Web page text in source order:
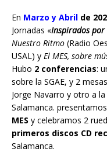
En Marzo y Abril de
Jornadas «Inspirados por
Nuestro Ritmo (Radio
USAL) y El MES, sobre
Hubo 2 conferencias:
sobre la SGAE, y 2
Jorge Navarro y otro a
Salamanca.
MES y celebramos 2
primeros discos CD
Salamanca.